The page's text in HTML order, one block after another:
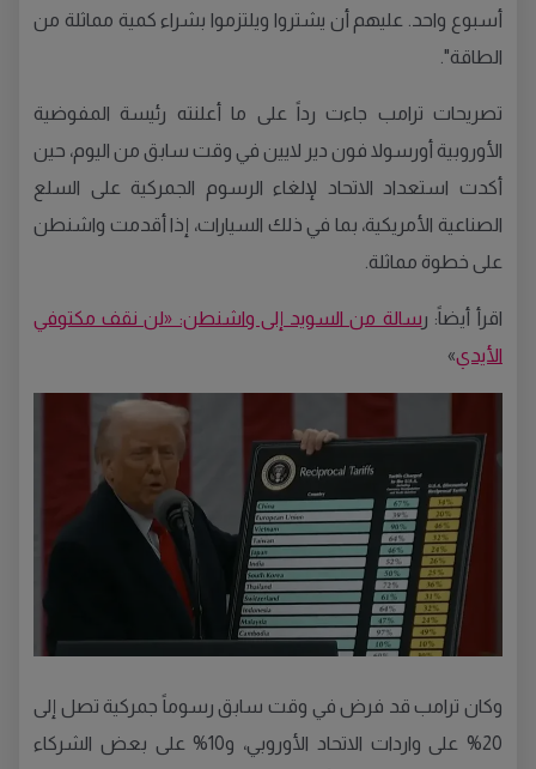
أسبوع واحد. عليهم أن يشتروا ويلتزموا بشراء كمية مماثلة من
الطاقة".
تصريحات ترامب جاءت رداً على ما أعلنته رئيسة المفوضية
الأوروبية أورسولا فون دير لايين في وقت سابق من اليوم، حين
أكدت استعداد الاتحاد لإلغاء الرسوم الجمركية على السلع
الصناعية الأمريكية، بما في ذلك السيارات، إذا أقدمت واشنطن
على خطوة مماثلة.
اقرأ أيضاً: رسالة من السويد إلى واشنطن: «لن نقف مكتوفي
الأيدي»
وكان ترامب قد فرض في وقت سابق رسوماً جمركية تصل إلى
20% على واردات الاتحاد الأوروبي، و10% على بعض الشركاء